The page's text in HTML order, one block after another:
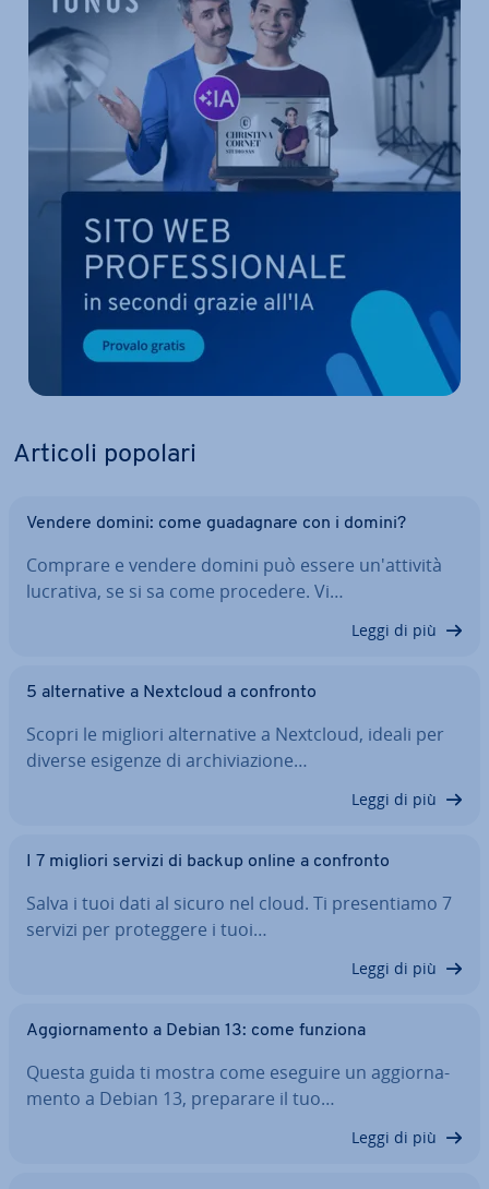
Articoli popolari
Vendere domini: come gua­da­gna­re con i domini?
Comprare e vendere domini può essere un'at­ti­vi­tà
lucrativa, se si sa come procedere. Vi…
Leggi di più
5 al­ter­na­ti­ve a Nextcloud a confronto
Scopri le migliori al­ter­na­ti­ve a Nextcloud, ideali per
diverse esigenze di ar­chi­via­zio­ne…
Leggi di più
I 7 migliori servizi di backup online a confronto
Salva i tuoi dati al sicuro nel cloud. Ti pre­sen­tia­mo 7
servizi per pro­teg­ge­re i tuoi…
Leggi di più
Ag­gior­na­men­to a Debian 13: come funziona
Questa guida ti mostra come eseguire un ag­gior­na­
men­to a Debian 13, preparare il tuo…
Leggi di più